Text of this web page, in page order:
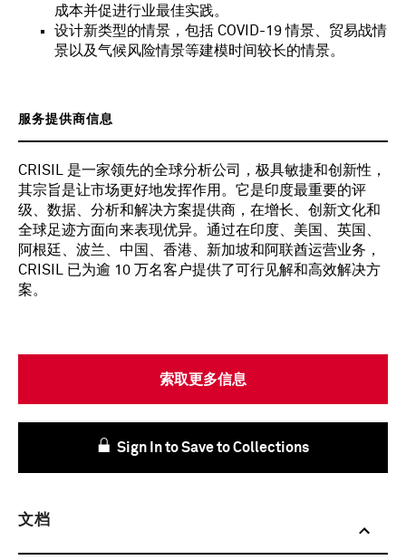
成本并促进行业最佳实践。
设计新类型的情景，包括 COVID-19 情景、贸易战情
景以及气候风险情景等建模时间较长的情景。
服务提供商信息
CRISIL 是一家领先的全球分析公司，极具敏捷和创新性，
其宗旨是让市场更好地发挥作用。它是印度最重要的评
级、数据、分析和解决方案提供商，在增长、创新文化和
全球足迹方面向来表现优异。通过在印度、美国、英国、
阿根廷、波兰、中国、香港、新加坡和阿联酋运营业务，
CRISIL 已为逾 10 万名客户提供了可行见解和高效解决方
案。
索取更多信息
Sign In to Save to Collections
文档